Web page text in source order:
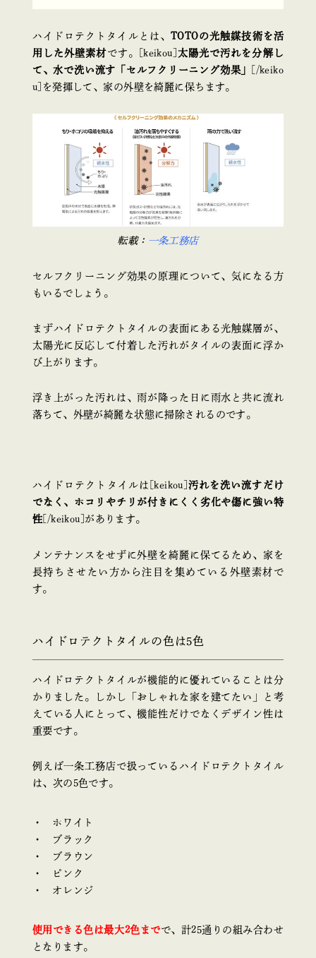
ハイドロテクトタイルとは、 TOTOの光触媒技術を活
用した外壁素材です。[keikou] 太陽光で汚れを分解し
て、水で洗い流す「セルフクリーニング効果」
[/keiko
u]を発揮して、家の外壁を綺麗に保ちます。
転載： 一条工務店
セルフクリーニング効果の原理について、気になる方
もいるでしょう。
まずハイドロテクトタイルの表面にある光触媒層が、
太陽光に反応して付着した汚れがタイルの表面に浮か
び上がります。
浮き上がった汚れは、雨が降った日に雨水と共に流れ
落ちて、外壁が綺麗な状態に掃除されるのです。
ハイドロテクトタイルは[keikou] 汚れを洗い流すだけ
でなく、ホコリやチリが付きにくく劣化や傷に強い特
性 [/keikou]があります。
メンテナンスをせずに外壁を綺麗に保てるため、家を
長持ちさせたい方から注目を集めている外壁素材で
す。
ハイドロテクトタイルの色は5色
ハイドロテクトタイルが機能的に優れていることは分
かりました。しかし「おしゃれな家を建てたい」と考
えている人にとって、機能性だけでなくデザイン性は
重要です。
例えば一条工務店で扱っているハイドロテクトタイル
は、次の5色です。
ホワイト
ブラック
ブラウン
ピンク
オレンジ
使用できる色は最大2色までで、 計25通りの組み合わせ
となります。